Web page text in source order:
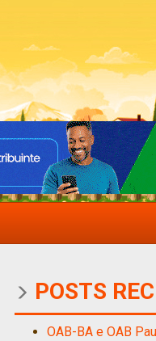
POSTS
OAB-BA e OAB